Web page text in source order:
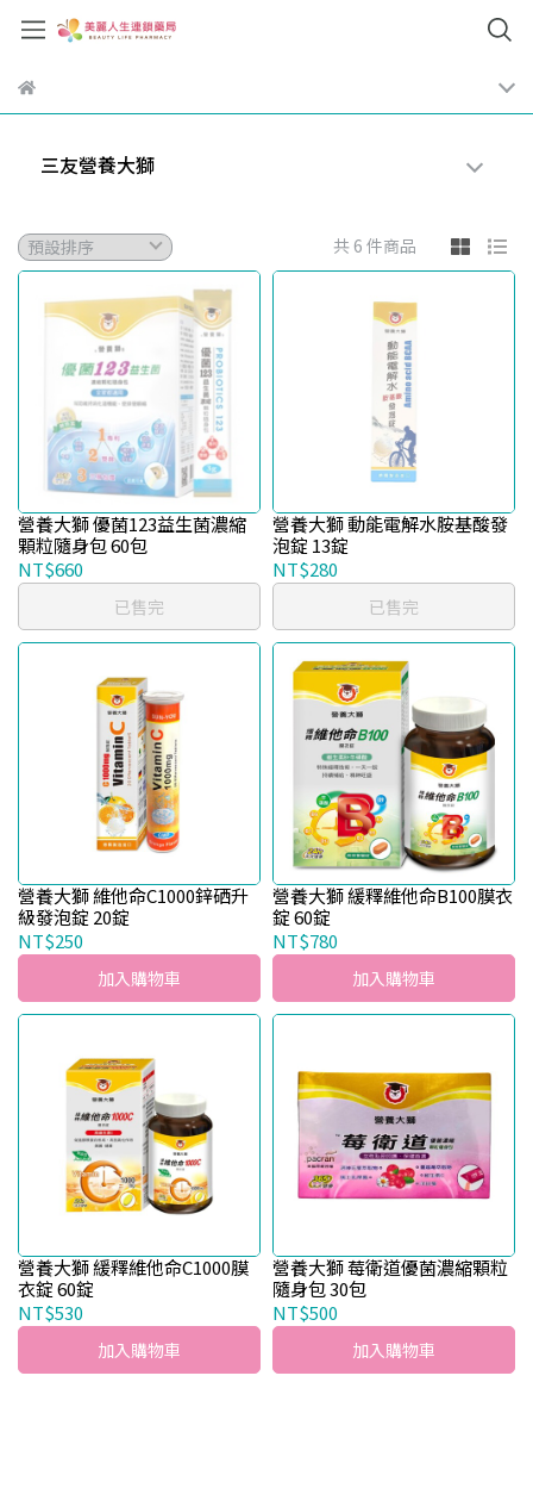
三友營養大獅
共 6 件商品
營養大獅 優菌123益生菌濃縮
顆粒隨身包 60包
NT$660
已售完
營養大獅 動能電解水胺基酸發
泡錠 13錠
NT$280
已售完
營養大獅 維他命C1000鋅硒升
級發泡錠 20錠
NT$250
加入購物車
營養大獅 緩釋維他命B100膜衣
錠 60錠
NT$780
加入購物車
營養大獅 緩釋維他命C1000膜
衣錠 60錠
NT$530
加入購物車
營養大獅 莓衛道優菌濃縮顆粒
隨身包 30包
NT$500
加入購物車